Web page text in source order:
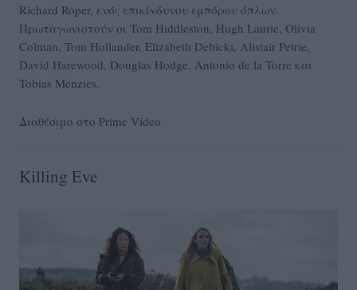
Richard Roper, ενός επικίνδυνου εμπόρου όπλων.
Πρωταγωνιστούν οι Tom Hiddleston, Hugh Laurie, Olivia
Colman, Tom Hollander, Elizabeth Debicki, Alistair Petrie,
David Harewood, Douglas Hodge, Antonio de la Torre και
Tobias Menzies.
Διαθέσιμο στο Prime Video
Killing Eve